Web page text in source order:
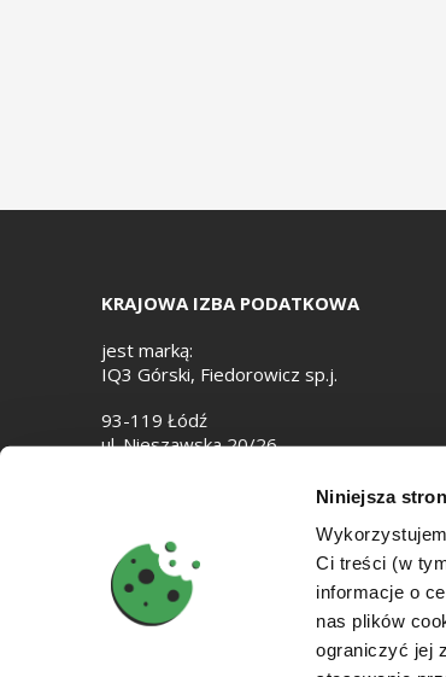
Niniejsza
Ci treści (w
informacje o
nas plików
ograniczyć jej
KRAJOWA IZBA PODATKOWA
jest marką:
IQ3 Górski, Fiedorowicz sp.j.
93-119 Łódź
ul. Nieszawska 20/26